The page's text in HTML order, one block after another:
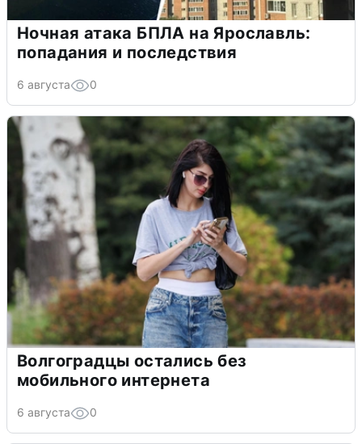
Ночная атака БПЛА на Ярославль:
попадания и последствия
6 августа 0
Волгоградцы остались без
мобильного интернета
6 августа 0